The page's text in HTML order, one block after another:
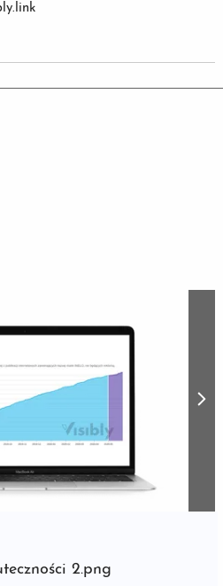
2.png